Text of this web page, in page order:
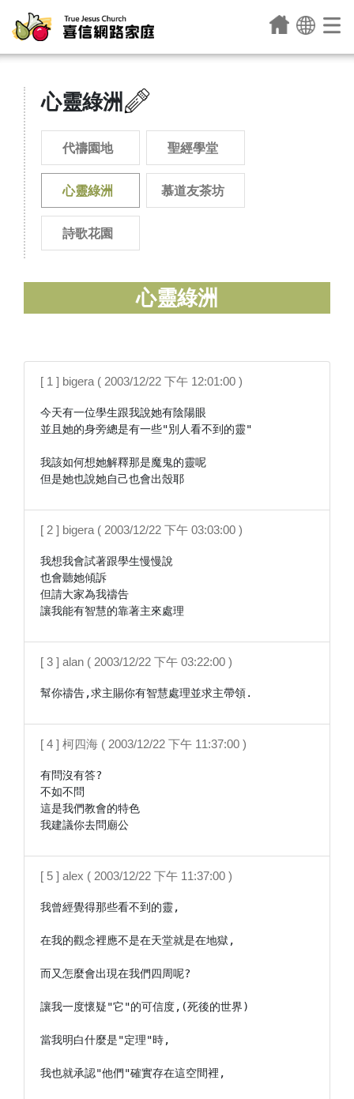
心靈綠洲
代禱園地 聖經學堂
心靈綠洲 慕道友茶坊
詩歌花園
心靈綠洲
[ 1 ] bigera ( 2003/12/22 下午 12:01:00 )
今天有一位學生跟我說她有陰陽眼
並且她的身旁總是有一些"別人看不到的靈"
我該如何想她解釋那是魔鬼的靈呢
[ 2 ] bigera ( 2003/12/22 下午 03:03:00 )
我想我會試著跟學生慢慢說
也會聽她傾訴
但請大家為我禱告
讓我能有智慧的靠著主來處理
[ 3 ] alan ( 2003/12/22 下午 03:22:00 )
幫你禱告,求主賜你有智慧處理並求主帶領.
[ 4 ] 柯四海 ( 2003/12/22 下午 11:37:00 )
有問沒有答?
不如不問
這是我們教會的特色
我建議你去問廟公
[ 5 ] alex ( 2003/12/22 下午 11:37:00 )
我曾經覺得那些看不到的靈,
在我的觀念裡應不是在天堂就是在地獄,
而又怎麼會出現在我們四周呢?
讓我一度懷疑"它"的可信度,(死後的世界)
當我明白什麼是"定理"時,
我也就承認"他們"確實存在這空間裡,